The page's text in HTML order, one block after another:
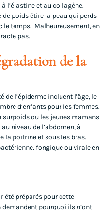
l’élastine et au collagène.
poids étire la peau qui perds
le temps. Malheureusement, en
pas.
de la
l’épiderme incluent l’âge, le
d’enfants pour les femmes.
surpoids ou les jeunes mamans
niveau de l’abdomen, à
la poitrine et sous les bras.
fongique ou virale en
été préparés pour cette
pourquoi ils n’ont